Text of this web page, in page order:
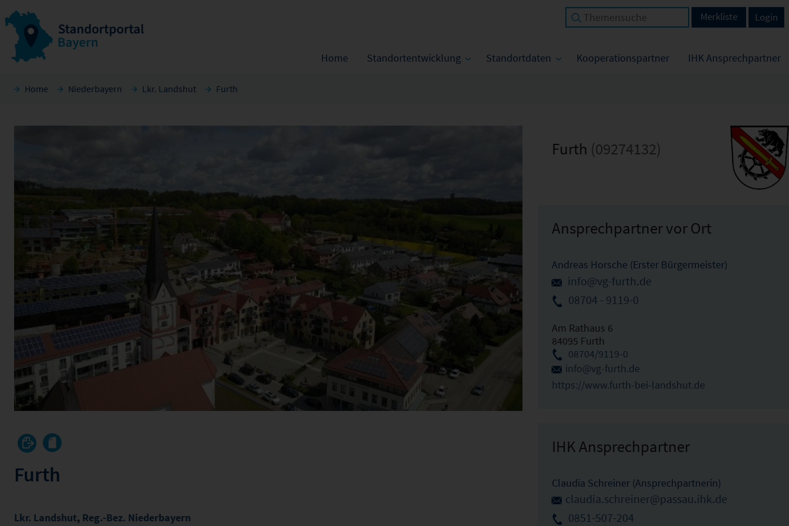
Home Standortentwicklung Standortdaten Kooperationspartner IHK Ansprechpartner
Login
Merkliste
Home Niederbayern Lkr. Landshut Furth
Furth
Lkr. Landshut, Reg.-Bez. Niederbayern
Furth (09274132)
Ansprechpartner vor Ort
Andreas Horsche (Erster Bürgermeister)
info@vg-furth.de
08704 - 9119-0
Am Rathaus 6
84095 Furth
08704/9119-0
info@vg-furth.de
https://www.furth-bei-landshut.de
IHK Ansprechpartner
Claudia Schreiner (Ansprechpartnerin)
claudia.schreiner@passau.ihk.de
0851-507-204